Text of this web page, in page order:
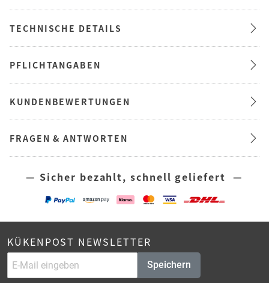
TECHNISCHE DETAILS
PFLICHTANGABEN
KUNDENBEWERTUNGEN
FRAGEN & ANTWORTEN
— Sicher bezahlt, schnell geliefert —
KÜKENPOST NEWSLETTER
Speichern